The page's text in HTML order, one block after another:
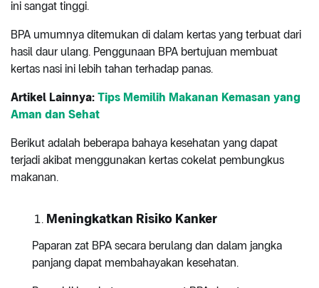
ini sangat tinggi.
BPA umumnya ditemukan di dalam kertas yang terbuat dari
hasil daur ulang. Penggunaan BPA bertujuan membuat
kertas nasi ini lebih tahan terhadap panas.
Artikel Lainnya: Tips Memilih Makanan Kemasan yang
Aman dan Sehat
Berikut adalah beberapa bahaya kesehatan yang dapat
terjadi akibat menggunakan kertas cokelat pembungkus
makanan.
Meningkatkan Risiko Kanker
Paparan zat BPA secara berulang dan dalam jangka
panjang dapat membahayakan kesehatan.